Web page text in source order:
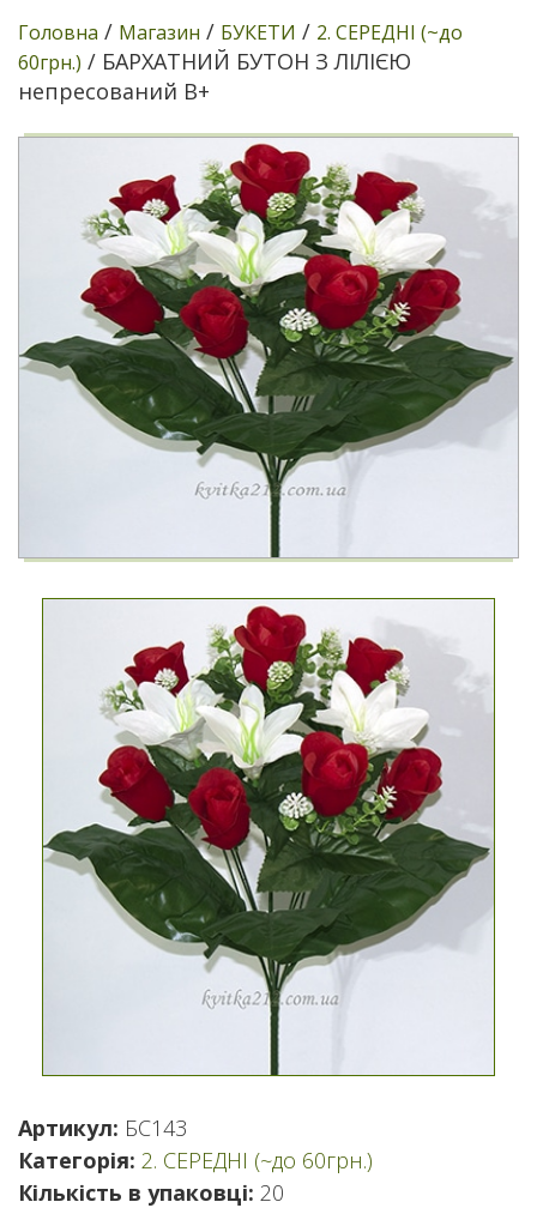
Головна / Магазин / БУКЕТИ / 2. СЕРЕДНІ (~до
60грн.) / БАРХАТНИЙ БУТОН З ЛІЛІЄЮ
непресований В+
Артикул: БС143
Категорія: 2. СЕРЕДНІ (~до 60грн.)
Кількість в упаковці: 20